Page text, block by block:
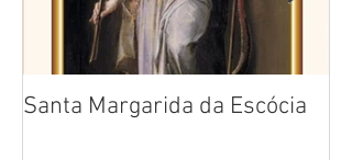
Santa Margarida da Escócia